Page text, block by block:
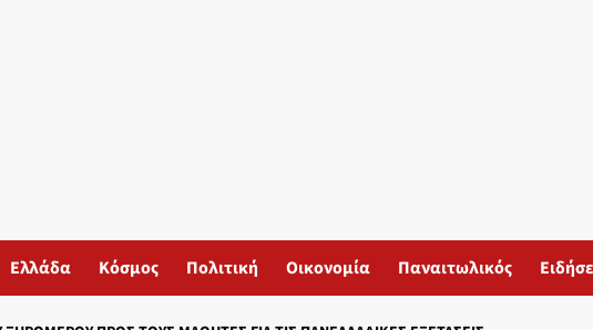
Ελλάδα Κόσμος Πολιτική Οικονομία Παναιτωλικός